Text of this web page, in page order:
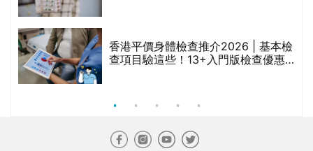
香港平價身體檢查推介2026 | 基本檢
查項目驗這些！13+入門版檢查優惠